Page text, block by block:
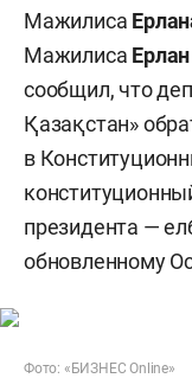
Мажилиса
Мажилиса
сообщил, что
Қазақстан»
в
президента —
обновленному
Фото: «БИЗНЕС Online»